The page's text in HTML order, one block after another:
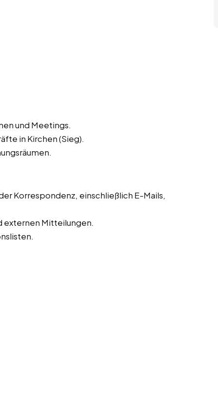
und Meetings.
in Kirchen (Sieg).
Korrespondenz, einschließlich E-Mails,
externen Mitteilungen.